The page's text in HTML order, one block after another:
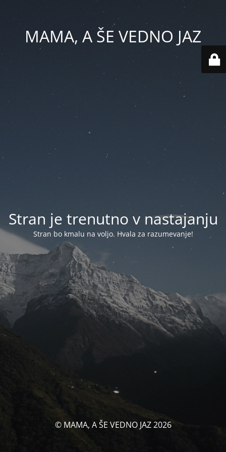
MAMA, A ŠE VEDNO JAZ
Stran je trenutno v nastajanju
Stran bo kmalu na voljo. Hvala za razumevanje!
© MAMA, A ŠE VEDNO JAZ 2026